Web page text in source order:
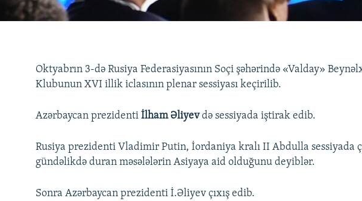
Oktyabrın 3-də Rusiya Federasiyasının Soçi şəhərində «Valday»
Klubunun XVI illik iclasının plenar sessiyası keçirilib.
Azərbaycan prezidentiİlham Əliyevdə sessiyada iştirak edib.
Rusiya prezidenti Vladimir Putin, İordaniya kralı II Abdulla sessiyada
gündəlikdə duran məsələlərin Asiyaya aid olduğunu deyiblər.
Sonra Azərbaycan prezidenti İ.Əliyev çıxış edib.